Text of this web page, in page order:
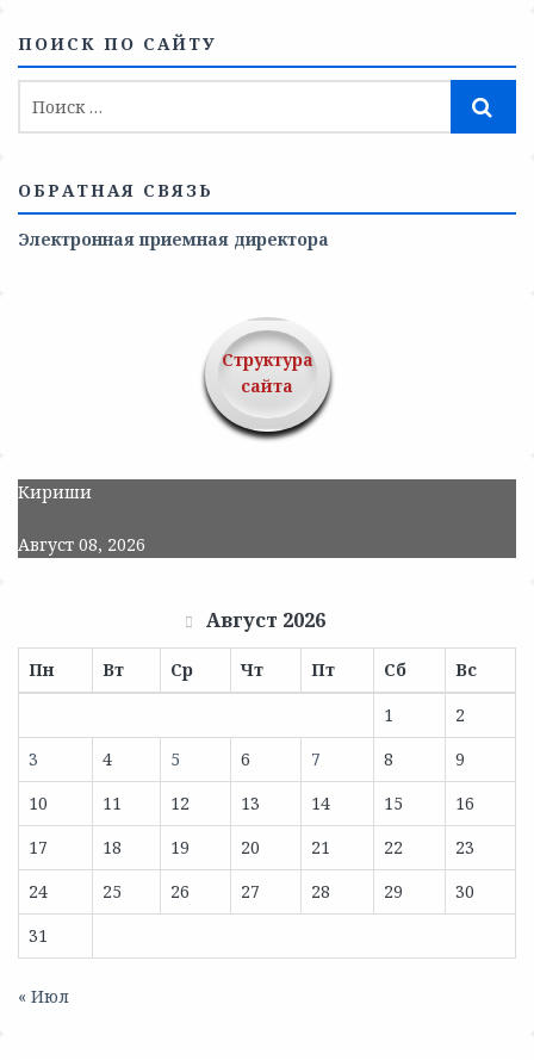
ПОИСК ПО САЙТУ
ОБРАТНАЯ СВЯЗЬ
Электронная приемная директора
Структура
сайта
Кириши
Август 08, 2026
Август 2026
Пн Вт Ср Чт Пт Сб
Вс
1
2
3
4 5 6 7 8
9
10
11 12 13 14 15
16
17
18 19 20 21 22
23
24
25 26 27 28 29
30
31
« Июл